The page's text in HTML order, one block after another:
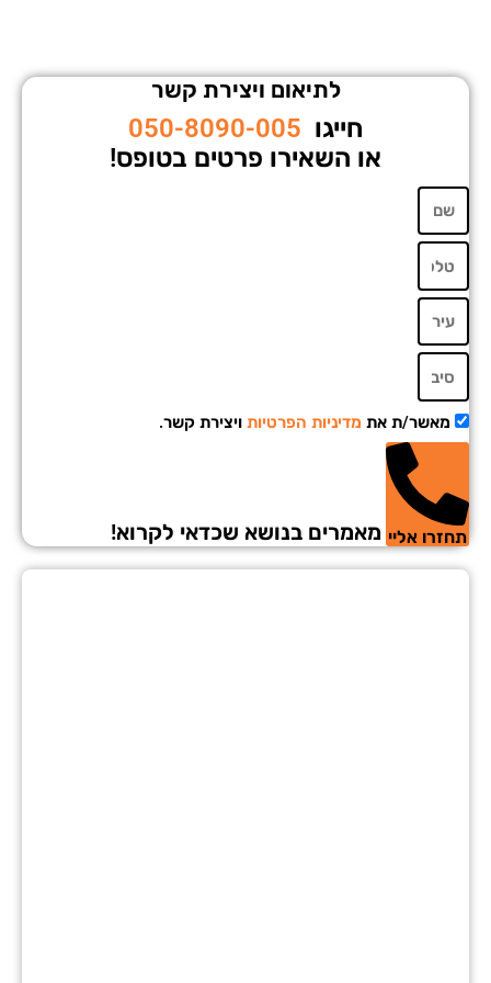
לתיאום ויצירת קשר
חייגו050-8090-005
או השאירו פרטים בטופס!
מאשר/ת אתמדיניות הפרטיותויצירת קשר.
אליי מאמרים בנושא שכדאי לקרוא!